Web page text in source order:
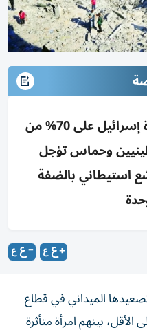
واشنطن تنفي دعم سيطرة إسرائيل على 70% من
وحماس تؤجل
استيطاني بالضفة
الميداني في قطاع
بينهم امرأة متأثرة